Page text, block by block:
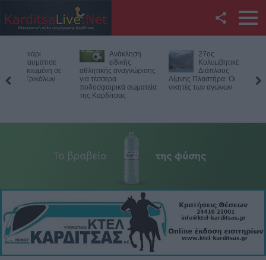
Twitter
RSS
Επικοινωνία με το
Ανάκληση
αθλητικής αναγνώρισης
για τέσσερα
ποδοσφαιρικά σωματεία
Διάπλους
Λίμνης Πλαστήρα: Οι
νικητές των αγώνων
τροχαίο
μοτοσικλετιστή
Πιερία